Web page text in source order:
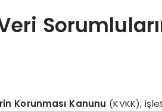
Korunması Kanunu (KVKK),